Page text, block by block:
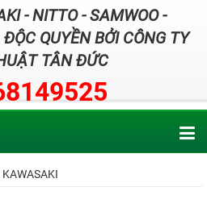
- NITTO - SAMWOO -
QUYỀN BỞI CÔNG TY
TÂN ĐỨC